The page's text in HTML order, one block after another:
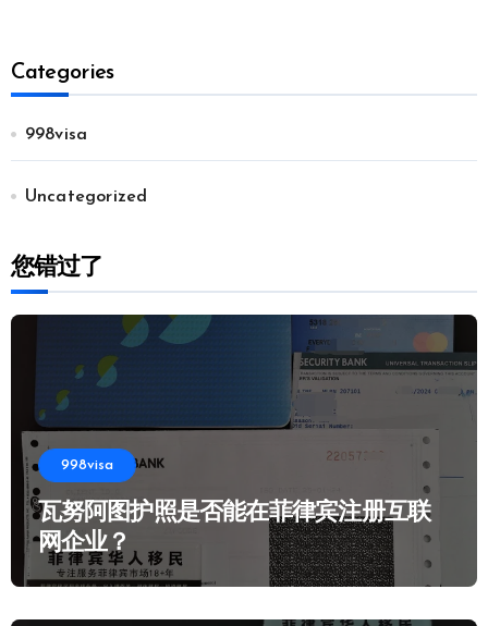
Categories
998visa
Uncategorized
您错过了
998visa
瓦努阿图护照是否能在菲律宾注册互联
网企业？